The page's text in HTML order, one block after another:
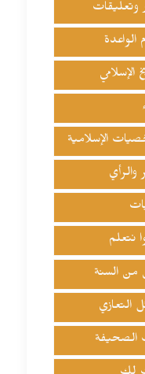
وتعليقات
الواعدة
الإسلامي
الإسلامية
والرأي
نتعلم
السنة
التعازي
الصحيفة